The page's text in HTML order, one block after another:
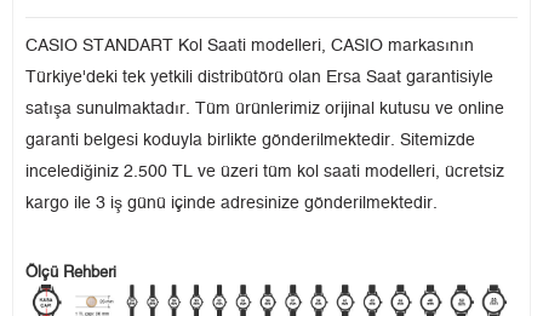
CASIO STANDART Kol Saati modelleri, CASIO markasının
Türkiye'deki tek yetkili distribütörü olan Ersa Saat garantisiyle
satışa sunulmaktadır. Tüm ürünlerimiz orijinal kutusu ve online
garanti belgesi koduyla birlikte gönderilmektedir. Sitemizde
incelediğiniz 2.500 TL ve üzeri tüm kol saati modelleri, ücretsiz
kargo ile 3 iş günü içinde adresinize gönderilmektedir.
Ölçü Rehberi